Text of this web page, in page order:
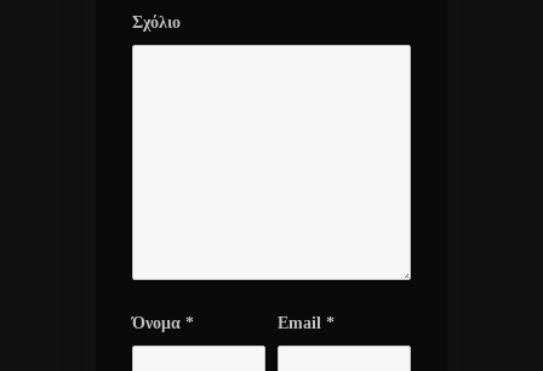
Σχόλιο
Όνομα * Email *